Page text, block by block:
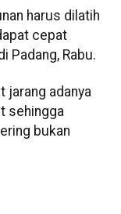
harus dilatih
cepat
Padang, Rabu.
jarang adanya
sehingga
bukan